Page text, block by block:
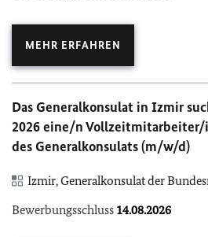
MEHR ERFAHREN
Das Generalkonsulat in Izmir
2026 eine/n Vollzeitmitarbeiter/
des Generalkonsulats (m/w/d)
Izmir, Generalkonsulat der
Bewerbungsschluss 14.08.2026